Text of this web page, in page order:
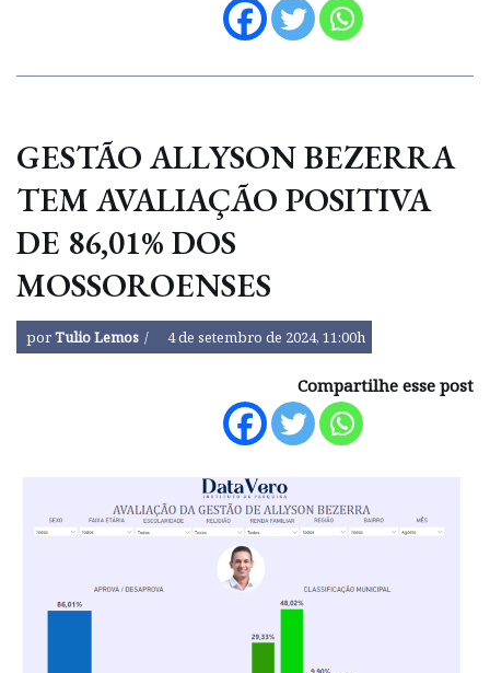
GESTÃO ALLYSON BEZERRA
TEM AVALIAÇÃO POSITIVA
DE 86,01% DOS
MOSSOROENSES
porTulio Lemos 4 de setembro de 2024, 11:00h
Compartilhe esse post